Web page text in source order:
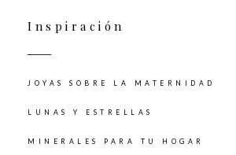
Inspiración
JOYAS SOBRE LA MATERNIDAD
LUNAS Y ESTRELLAS
MINERALES PARA TU HOGAR